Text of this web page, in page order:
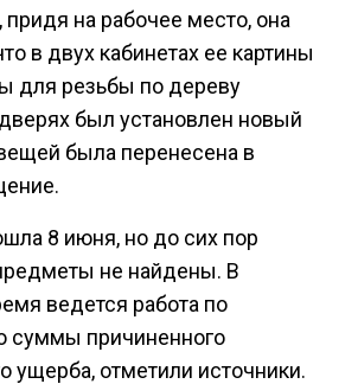
на рабочее место, она
в двух кабинетах ее картины
для резьбы по дереву
был установлен новый
была перенесена в
8 июня, но до сих пор
не найдены. В
ведется работа по
суммы причиненного
ущерба, отметили источники.